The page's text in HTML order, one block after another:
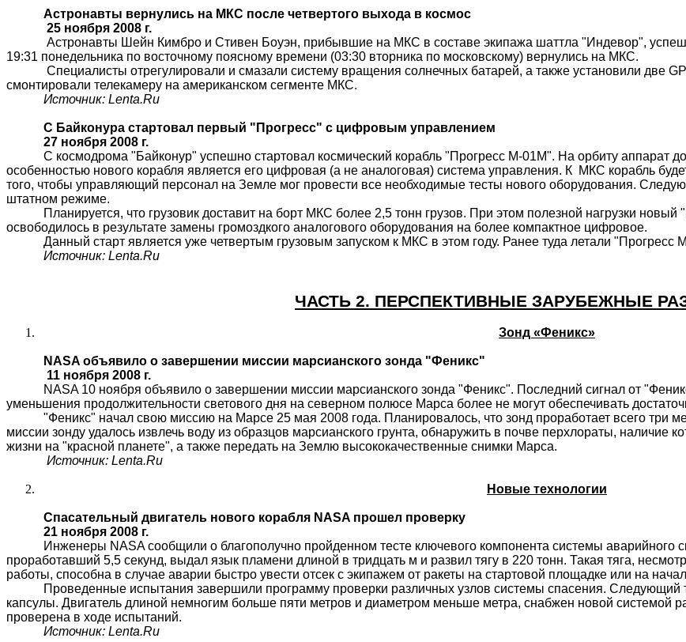
Астронавты вернулись на МКС после четвертого выхода в космос
25 ноября 2008 г.
Астронавты Шейн Кимбро и Стивен Боуэн, прибывшие на МКС в составе экипажа шаттла "Индевор",
19:31 понедельника по восточному поясному времени (03:30 вторника по московскому) вернулись на МКС.
Специалисты отрегулировали и смазали систему вращения солнечных батарей, а также установили две
смонтировали телекамеру на американском сегменте МКС.
Источник:Lenta.Ru
С Байконура стартовал первый "Прогресс" с цифровым управлением
27 ноября 2008 г.
С космодрома "Байконур" успешно стартовал космический корабль "Прогресс М-01М". На орбиту аппарат
особенностью нового корабля является его цифровая (а не аналоговая) система управления. К МКС корабль
того, чтобы управляющий персонал на Земле мог провести все необходимые тесты нового оборудования.
штатном режиме.
Планируется, что грузовик доставит на борт МКС более 2,5 тонн грузов. При этом полезной нагрузки
освободилось в результате замены громоздкого аналогового оборудования на более компактное цифровое.
Данный старт является уже четвертым грузовым запуском к МКС в этом году. Ранее туда летали
Источник:Lenta.Ru
ЧАСТЬ 2. ПЕРСПЕКТИВНЫЕ ЗАРУБЕЖНЫЕ
Зонд «Феникс»
NASA объявило о завершении миссии марсианского зонда "Феникс"
11 ноября 2008 г.
NASA 10 ноября объявило о завершении миссии марсианского зонда "Феникс". Последний сигнал от
уменьшения продолжительности светового дня на северном полюсе Марса более не могут обеспечивать
"Феникс" начал свою миссию на Марсе 25 мая 2008 года. Планировалось, что зонд проработает всего три
миссии зонду удалось извлечь воду из образцов марсианского грунта, обнаружить в почве перхлораты, наличие
жизни на "красной планете", а также передать на Землю высококачественные снимки Марса.
Источник:Lenta.Ru
Новые технологии
Спасательный двигатель нового корабля NASA прошел проверку
21 ноября 2008 г.
Инженеры NASA сообщили о благополучно пройденном тесте ключевого компонента системы аварийного
проработавший 5,5 секунд, выдал язык пламени длиной в тридцать м и развил тягу в 220 тонн. Такая тяга,
работы, способна в случае аварии быстро увести отсек с экипажем от ракеты на стартовой площадке или на
Проведенные испытания завершили программу проверки различных узлов системы спасения. Следующий
капсулы. Двигатель длиной немногим больше пяти метров и диаметром меньше метра, снабжен новой системой
проверена в ходе испытаний.
Источник:Lenta.Ru